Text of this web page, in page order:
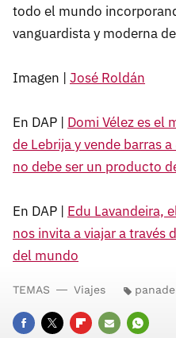
todo el mundo
vanguardista y moderna
Imagen | José Roldán
En DAP | Domi Vélez es el
de Lebrija y vende barras
no debe ser un producto
En DAP | Edu Lavandeira,
nos invita a viajar a través
del mundo
TEMAS Viajes